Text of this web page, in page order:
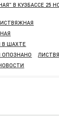
В КУЗБАССЕ 25
В ШАХТЕ
ОПОЗНАНО